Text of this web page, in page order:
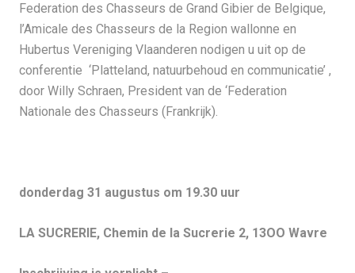
Federation des Chasseurs de Grand Gibier de Belgique,
l’Amicale des Chasseurs de la Region wallonne en
Hubertus Vereniging Vlaanderen nodigen u uit op de
conferentie ‘Platteland, natuurbehoud en communicatie’ ,
door Willy Schraen, President van de ‘Federation
Nationale des Chasseurs (Frankrijk).
donderdag 31 augustus om 19.30 uur
LA SUCRERIE, Chemin de la Sucrerie 2, 13OO Wavre